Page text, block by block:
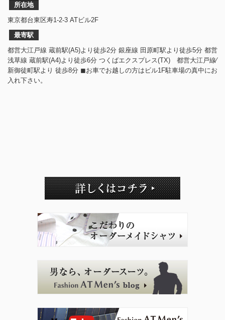
所在地
東京都台東区寿1-2-3 ATビル2F
最寄駅
都営大江戸線 蔵前駅(A5)より徒歩2分 銀座線 田原町駅より徒歩5分 都営
浅草線 蔵前駅(A4)より徒歩6分 つくばエクスプレス(TX) 都営大江戸線⁄
新御徒町駅より 徒歩8分 ◼︎お車でお越しの方はビル1F駐車場の真中にお
入れ下さい。